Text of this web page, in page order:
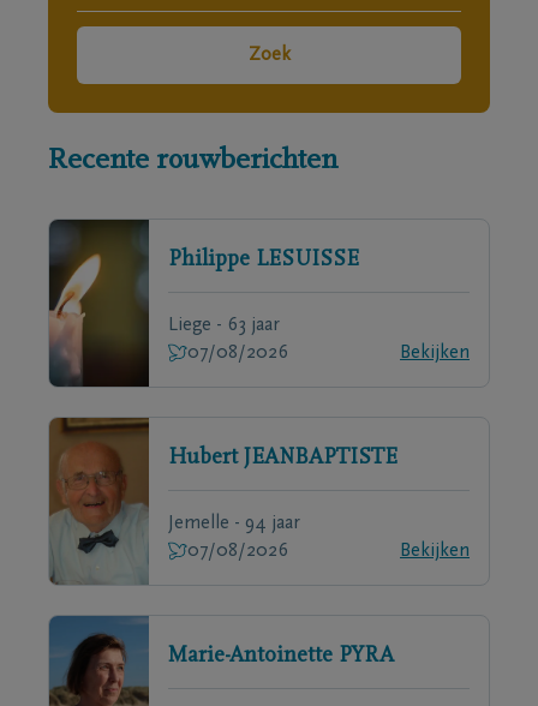
Zoek
Recente rouwberichten
Philippe LESUISSE
Liege - 63 jaar
07/08/2026
Bekijken
Hubert JEANBAPTISTE
Jemelle - 94 jaar
07/08/2026
Bekijken
Marie-Antoinette PYRA